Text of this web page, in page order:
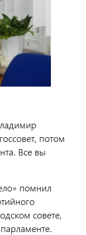
потом
Все вы
помнил
совете,